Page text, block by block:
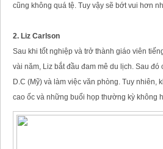
cũng không quá tệ. Tuy vậy sẽ bớt vui hơn
2. Liz Carlson
Sau khi tốt nghiệp và trở thành giáo viên
vài năm, Liz bắt đầu đam mê du lịch. Sau
D.C (Mỹ) và làm việc văn phòng. Tuy nhiên,
cao ốc và những buổi họp thường kỳ không